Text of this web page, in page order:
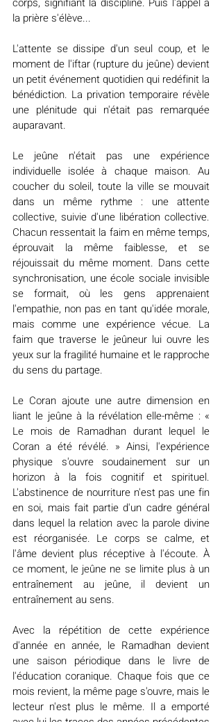
la prière s'élève...
L'attente se dissipe d'un seul coup, et le
moment de l'iftar (rupture du jeûne) devient
un petit événement quotidien qui redéfinit la
bénédiction. La privation temporaire révèle
une plénitude qui n'était pas remarquée
auparavant.
Le jeûne n'était pas une expérience
individuelle isolée à chaque maison. Au
coucher du soleil, toute la ville se mouvait
dans un même rythme : une attente
collective, suivie d'une libération collective.
Chacun ressentait la faim en même temps,
éprouvait la même faiblesse, et se
réjouissait du même moment. Dans cette
synchronisation, une école sociale invisible
se formait, où les gens apprenaient
l'empathie, non pas en tant qu'idée morale,
mais comme une expérience vécue. La
faim que traverse le jeûneur lui ouvre les
yeux sur la fragilité humaine et le rapproche
du sens du partage.
Le Coran ajoute une autre dimension en
liant le jeûne à la révélation elle-même : «
Le mois de Ramadhan durant lequel le
Coran a été révélé. » Ainsi, l'expérience
physique s'ouvre soudainement sur un
horizon à la fois cognitif et spirituel.
L'abstinence de nourriture n'est pas une fin
en soi, mais fait partie d'un cadre général
dans lequel la relation avec la parole divine
est réorganisée. Le corps se calme, et
l'âme devient plus réceptive à l'écoute. À
ce moment, le jeûne ne se limite plus à un
entraînement au jeûne, il devient un
entraînement au sens.
Avec la répétition de cette expérience
d'année en année, le Ramadhan devient
une saison périodique dans le livre de
l'éducation coranique. Chaque fois que ce
mois revient, la même page s'ouvre, mais le
lecteur n'est plus le même. Il a emporté